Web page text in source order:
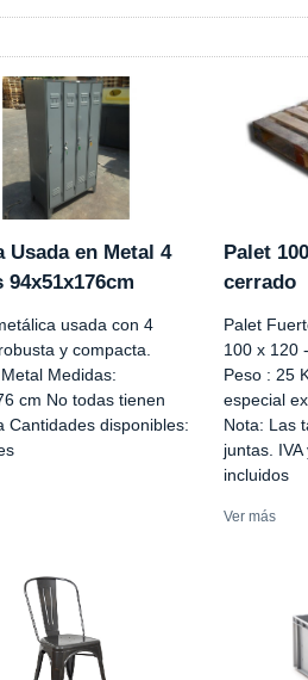
Usada en Metal 4
94x51x176cm
usada con 4
y compacta.
Medidas:
cm No todas tienen
Cantidades disponibles:
Palet
cerrado
Palet
100 x 120
Peso : 25
especial
Nota: Las
juntas.
incluidos
Ver más